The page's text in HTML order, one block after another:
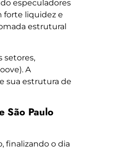
especuladores
forte liquidez e
estrutural
setores,
A
sua estrutura de
São Paulo
finalizando o dia